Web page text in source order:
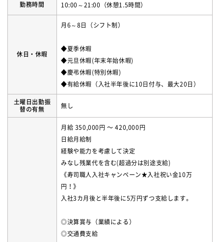
勤務時間 10:00～21:00（休憩1.5時間）
休日・休暇
月6～8日（シフト制）
◆夏季休暇
◆元旦休暇(年末年始休暇)
◆慶弔休暇(特別休暇)
◆有給休暇（入社半年後に10日付与、最大20日）
土曜日出勤振
替の有無
無し
月給 350,000円 〜 420,000円
日給月給制
経験や能力を考慮して決定
みなし残業代を含む(超過分は別途支給)
《寿司職人入社キャンペーン★入社祝い金10万
円！》
入社3カ月後と半年後に5万円ずつ支給します。
◎決算賞与（業績による）
◎交通費支給